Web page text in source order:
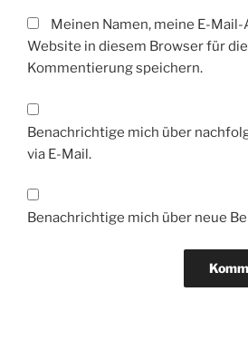
Meinen Namen, meine E-
Website in diesem Browser für
Kommentierung speichern.
Benachrichtige mich über
via E-Mail.
Benachrichtige mich über neue